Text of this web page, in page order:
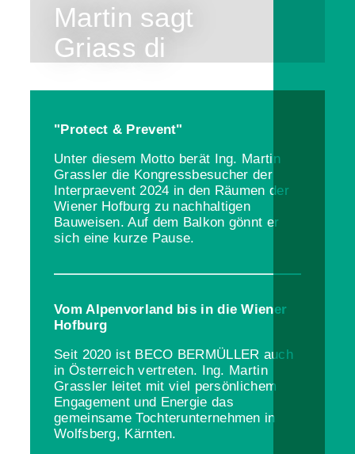
Martin sagt
Griass di
"Protect & Prevent"
Unter diesem Motto berät Ing. Martin
Grassler die Kongressbesucher der
Interpraevent 2024 in den Räumen der
Wiener Hofburg zu nachhaltigen
Bauweisen. Auf dem Balkon gönnt er
sich eine kurze Pause.
Vom Alpenvorland bis in die Wiener
Hofburg
Seit 2020 ist BECO BERMÜLLER auch
in Österreich vertreten. Ing. Martin
Grassler leitet mit viel persönlichem
Engagement und Energie das
gemeinsame Tochterunternehmen in
Wolfsberg, Kärnten.